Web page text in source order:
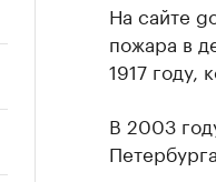
На сайте
пожара в
1917 году,
В 2003